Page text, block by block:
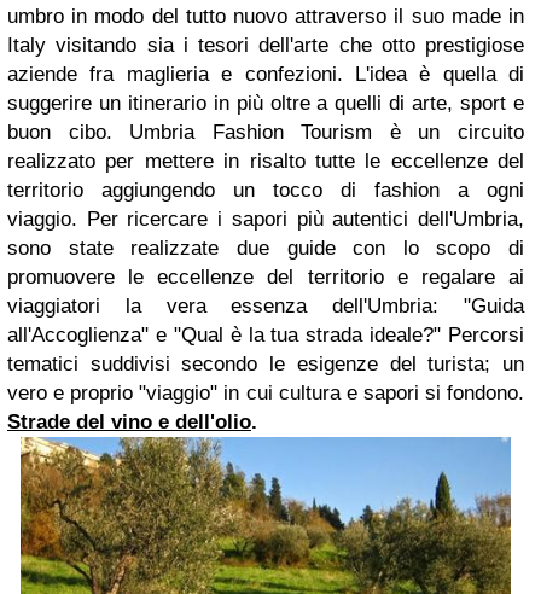
umbro in modo del tutto nuovo attraverso il suo made in
Italy visitando sia i tesori dell'arte che ottoprestigiose
aziende fra maglieria e confezioni. L'idea è quella di
suggerire un itinerario in più oltre a quelli di arte, sport e
buon cibo. Umbria Fashion Tourism è un circuito
realizzato per mettere in risalto tutte le eccellenze del
territorio aggiungendo un tocco di fashion a ogni
viaggio. Per ricercare i sapori più autentici dell'Umbria,
sono state realizzate due guidecon lo scopo di
promuovere le eccellenze del territorio e regalare ai
viaggiatori la vera essenza dell'Umbria: "Guida
all'Accoglienza" e "Qual è la tua strada ideale?" Percorsi
tematici suddivisi secondo le esigenze del turista; un
vero e proprio "viaggio" in cui cultura e sapori si fondono.
Strade del vino e dell'olio.